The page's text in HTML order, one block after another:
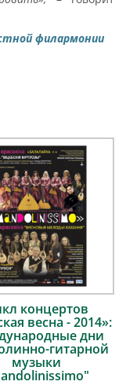
филармонии
концертов
весна - 2014»:
дни
гитарной
музыки